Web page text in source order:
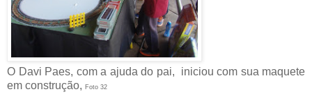
O Davi Paes, com a ajuda do pai, iniciou com sua maquete
em construção, Foto 32